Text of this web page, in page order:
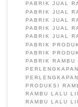
PABRIK JUAL
PABRIK JUAL
PABRIK JUAL
PABRIK JUAL
PABRIK JUAL
PABRIK
PABRIK
PABRIK RAMBU
PERLENGKAPAN
PRODUKSI
RAMBU LALU
RAMBU LALU